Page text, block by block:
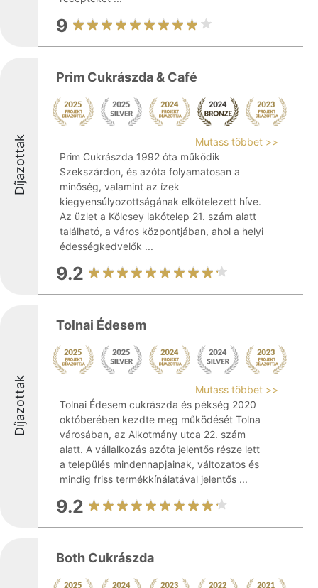
9
Díjazottak
Prim Cukrászda & Café
Mutass többet >>
Prim Cukrászda 1992 óta működik
Szekszárdon, és azóta folyamatosan a
minőség, valamint az ízek
kiegyensúlyozottságának elkötelezett híve.
Az üzlet a Kölcsey lakótelep 21. szám alatt
található, a város központjában, ahol a helyi
édességkedvelők ...
9.2
Díjazottak
Tolnai Édesem
Mutass többet >>
Tolnai Édesem cukrászda és pékség 2020
októberében kezdte meg működését Tolna
városában, az Alkotmány utca 22. szám
alatt. A vállalkozás azóta jelentős része lett
a település mindennapjainak, változatos és
mindig friss termékkínálatával jelentős ...
9.2
Both Cukrászda